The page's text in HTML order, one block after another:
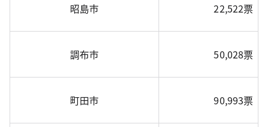
昭島市 22,522票
調布市 50,028票
町田市 90,993票